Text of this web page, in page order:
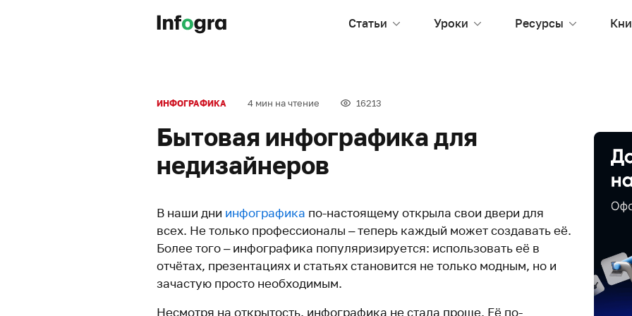
Статьи Уроки Ресурсы
ИНФОГРАФИКА 4 мин на чтение 16213
Бытовая инфографика для
недизайнеров
В наши дни инфографика по-настоящему открыла свои двери для
всех. Не только профессионалы – теперь каждый может создавать её.
Более того – инфографика популяризируется: использовать её в
отчётах, презентациях и статьях становится не только модным, но и
зачастую просто необходимым.
Несмотря на открытость, инфографика не стала проще. Её по-